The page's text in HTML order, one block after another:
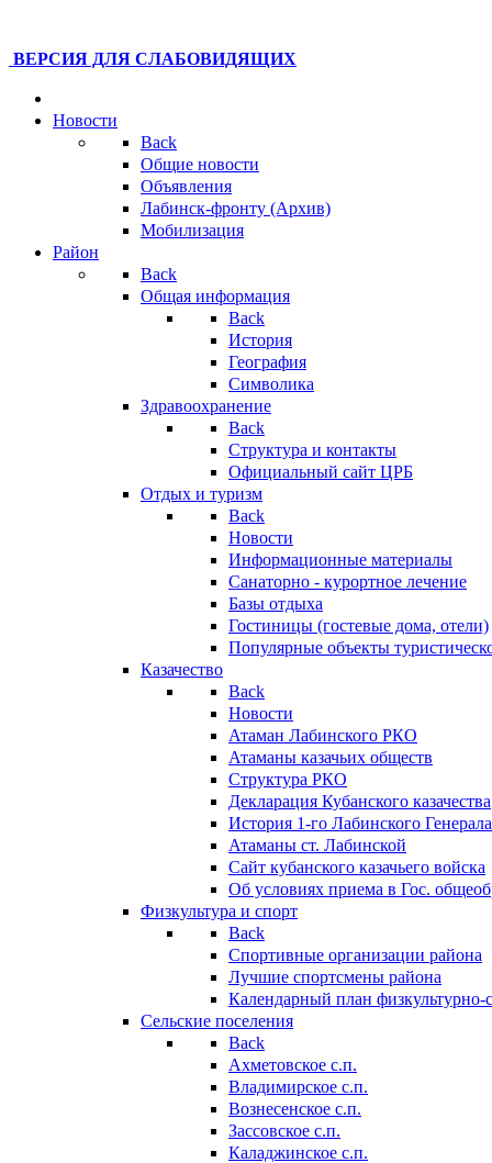
ВЕРСИЯ ДЛЯ СЛАБОВИДЯЩИХ
Новости
Back
Общие новости
Объявления
Лабинск-фронту (Архив)
Мобилизация
Район
Back
Общая информация
Back
История
География
Символика
Здравоохранение
Back
Структура и контакты
Официальный сайт ЦРБ
Отдых и туризм
Back
Новости
Информационные материалы
Санаторно - курортное лечение
Базы отдыха
Гостиницы (гостевые дома, отели)
Популярные объекты
Казачество
Back
Новости
Атаман Лабинского РКО
Атаманы казачьих обществ
Структура РКО
Декларация Кубанского казачества
История 1-го Лабинского
Атаманы ст. Лабинской
Cайт кубанского казачьего войска
Об условиях приема в Гос.
Физкультура и спорт
Back
Спортивные организации района
Лучшие спортсмены района
Календарный план
Сельские поселения
Back
Ахметовское с.п.
Владимирское с.п.
Вознесенское с.п.
Зассовское с.п.
Каладжинское с.п.